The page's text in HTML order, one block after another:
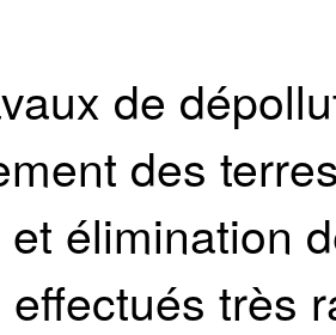
de
des
élimination
très